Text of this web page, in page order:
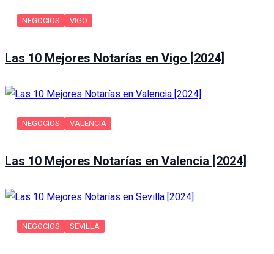
NEGOCIOS VIGO
Las 10 Mejores Notarías en Vigo [2024]
NEGOCIOS VALENCIA
Las 10 Mejores Notarías en Valencia [2024]
NEGOCIOS SEVILLA